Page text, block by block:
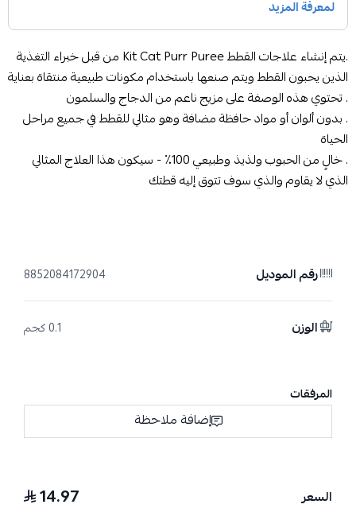
.يتم إنشاء علاجات القطط Kit Cat Purr Puree من قبل خبراء التغذية
الذين يحبون القطط ويتم صنعها باستخدام مكونات طبيعية منتقاة بعناية
. تحتوي هذه الوصفة على مزيج ناعم من الدجاج والسلمون
. بدون ألوان أو مواد حافظة مضافة وهو مثالي للقطط في جميع مراحل
الحياة
. خالٍ من الحبوب ولذيذ وطبيعي 100٪ - سيكون هذا العلاج المثالي
الذي لا يقاوم والذي سوف تتوق إليه قطتك
رقم الموديل 8852084172904
الوزن 0.1 كجم
المرفقات
إضافة ملاحظة
السعر 14.97